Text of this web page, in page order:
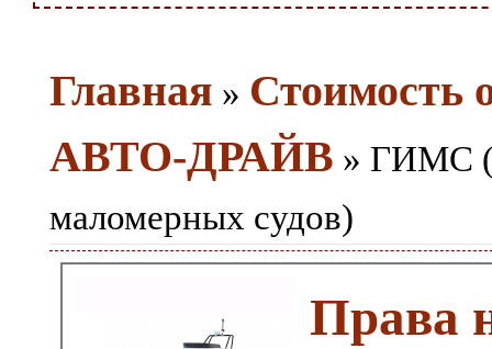
Главная » Стоимость
АВТО-ДРАЙВ » ГИМС
маломерных судов)
Права